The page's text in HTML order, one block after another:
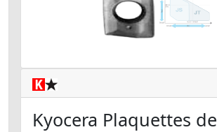
Kyocera Plaquettes de